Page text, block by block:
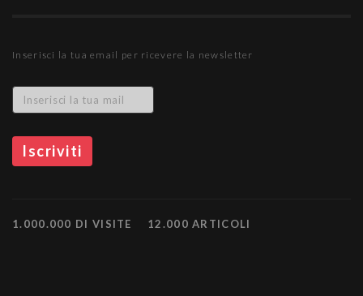
Inserisci la tua email per ricevere la newsletter
1.000.000 DI VISITE 12.000 ARTICOLI